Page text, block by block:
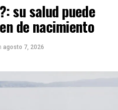
su salud puede
de nacimiento
agosto 7, 2026